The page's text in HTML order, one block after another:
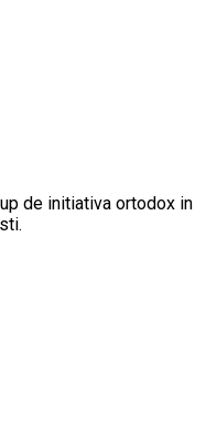
de initiativa ortodox in